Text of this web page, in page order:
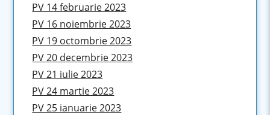
PV 14 februarie 2023
PV 16 noiembrie 2023
PV 19 octombrie 2023
PV 20 decembrie 2023
PV 21 iulie 2023
PV 24 martie 2023
PV 25 ianuarie 2023